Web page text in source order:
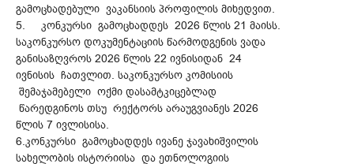
გამოცხადებული ვაკანსიის პროფილის მიხედვით.
5. კონკურსი გამოცხადდეს 2026 წლის 21 მაისს.
საკონკურსო დოკუმენტაციის წარმოდგენის ვადა
განისაზღვროს 2026 წლის 22 ივნისიდან 24
ივნისის ჩათვლით. საკონკურსო კომისიის
შემაჯამებელი ოქმი დასამტკიცებლად
წარედგინოს თსუ რექტორს არაუგვიანეს 2026
წლის 7 ივლისისა.
6.კონკურსი გამოცხადდეს ივანე ჯავახიშვილის
სახელობის ისტორიისა და ეთნოლოგიის